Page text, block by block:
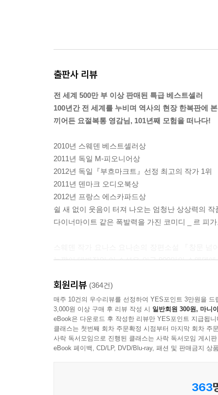
출판사 리뷰
전 세계 500만 부 이상 판매된 특급 베스트셀러
100년간 전 세계를 누비며 역사의 현장 한복판에
끼어든 요절복통 영감님, 101년째 모험을 떠나다!
2010년 스웨덴 베스트셀러상
2011년 독일 M-피오니어상
2012년 독일『부흐마크트』선정 최고의 작가 1위
2011년 덴마크 오디오북상
2012년 프랑스 에스카파드상
쉴 새 없이 웃음이 터져 나오는 엄청난 상상력의 작
다이너마이트 같은 폭발력을 가진 코미디 _ 르 피
늦깎이 데뷔작인 이 소설은 인구 900만의 스웨덴
『창문 넘어 도망친 100세 노인』은 1905년 스
작품이다. 급변하는 현대사의 주요 장면마다 본
현장 속으로 빨려 들어가게 한다. 계속되는 우연
어느새 이데올로기란 무엇인지, 종교란 무엇인
작품이다.
이 작품은 이제 막 백 세가 된 노인 알란이 백 번
회원리뷰 (364건)
매주 10건의 우수리뷰를 선정하여 YES포인트 3만원을 드
3,000원 이상 구매 후 리뷰 작성 시 일반회원 300원, 마니
eBook은 다운로드 후 작성한 리뷰만 YES포인트 지급됩니
클래스는 첫번째 회차 주문확정 시점부터 마지막 회차 주
사락 독서모임으로 진행된 클래스는 사락 독서모임 게시
eBook 페이백, CD/LP, DVD/Blu-ray, 패션 및 판매금지 상
363